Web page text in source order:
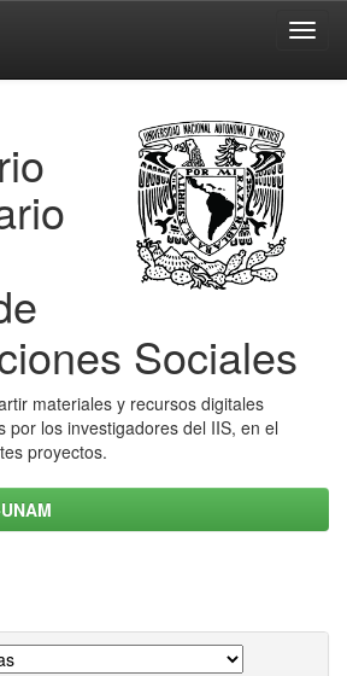
Sociales
materiales y recursos digitales
por los investigadores del IIS, en el
proyectos.